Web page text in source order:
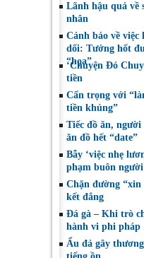
Lãnh hậu quả về
nhân
Cảnh báo về việc
dối: Tưởng hốt
“họa”
‘Chuyện Đó
tiền
Cẩn trọng với
tiền khủng”
Tiếc đồ ăn,
ăn đồ hết “date”
Bẫy ‘việc nhẹ
phạm buôn người
Chặn đường “xin
kết đắng
Đá gà – Khi trò
hành vi phi pháp
Ẩu đả gây